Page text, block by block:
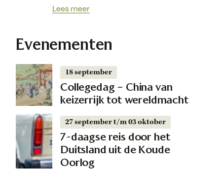
Lees meer
Evenementen
18 september
Collegedag – China van
keizerrijk tot wereldmacht
27 september t/m 03 oktober
7-daagse reis door het
Duitsland uit de Koude
Oorlog